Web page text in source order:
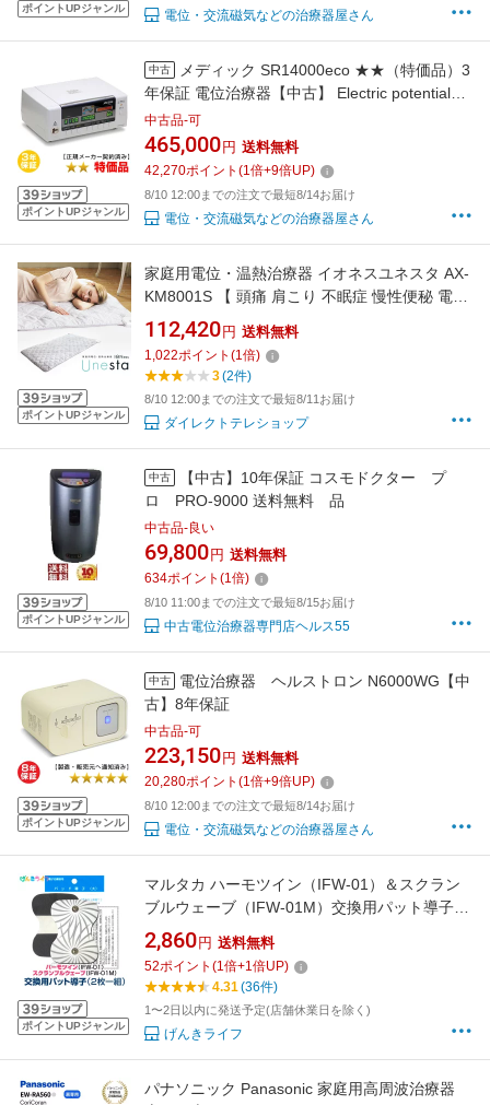
ポイントUPジャンル 電位・交流磁気などの治療器屋さん
ポイントUPジャンル
中古
メディック SR14000eco ★★（特価品）3
年保証 電位治療器【中古】 Electric potential
treatment （レピオスSR14000はOEM）※日
焼けあり※
中古品-可
465,000 円 送料無料
42,270ポイント (1倍+9倍UP)
8/10 12:00までの注文で最短8/14お届け
電位・交流磁気などの治療器屋さん
ポイントUPジャンル
家庭用電位・温熱治療器 イオネスユネスタ AX-
KM8001S 【 頭痛 肩こり 不眠症 慢性便秘 電位
治療 温熱治療 電界医療 テレビショッピング テ
レビ通販 】
112,420 円 送料無料
1,022ポイント (1倍)
3(2件)
8/10 12:00までの注文で最短8/11お届け
ダイレクトテレショップ
ポイントUPジャンル
中古
【中古】10年保証 コスモドクター プ
ロ PRO-9000 送料無料 品
中古品-良い
69,800 円 送料無料
634ポイント (1倍)
8/10 11:00までの注文で最短8/15お届け
中古電位治療器専門店ヘルス55
ポイントUPジャンル
中古
電位治療器 ヘルストロン N6000WG【中
古】8年保証
中古品-可
223,150 円 送料無料
20,280ポイント (1倍+9倍UP)
8/10 12:00までの注文で最短8/14お届け
電位・交流磁気などの治療器屋さん
ポイントUPジャンル
マルタカ ハーモツイン（IFW-01）＆スクラン
ブルウェーブ（IFW-01M）交換用パット導子
（2枚1組）
2,860 円 送料無料
52ポイント (1倍+1倍UP)
4.31(36件)
1〜2日以内に発送予定(店舗休業日を除く)
げんきライフ
パナソニック Panasonic 家庭用高周波治療器